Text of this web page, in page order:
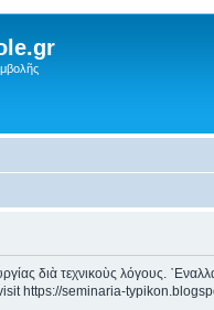
διὰ τεχνικοὺς λόγους.
https://seminaria-